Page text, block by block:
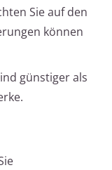
Sie auf den
können
günstiger als